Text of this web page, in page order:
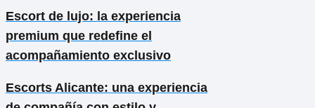
Escort de lujo: la experiencia
premium que redefine el
acompañamiento exclusivo
Escorts Alicante: una experiencia